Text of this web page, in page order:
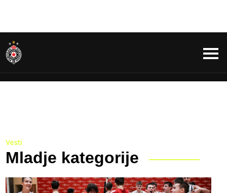
Vesti
Mladje kategorije